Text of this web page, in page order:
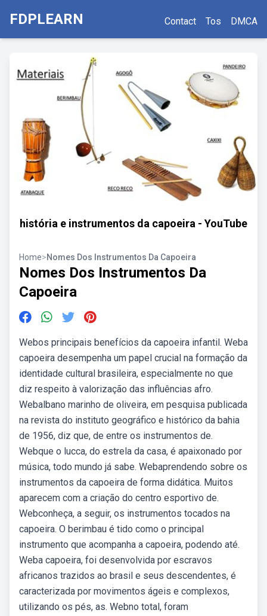
FDPLEARN Contact Tos DMCA
história e instrumentos da capoeira - YouTube
Home>Nomes Dos Instrumentos Da Capoeira
Nomes Dos Instrumentos Da
Capoeira
Webos principais benefícios da capoeira infantil. Weba
capoeira desempenha um papel crucial na formação da
identidade cultural brasileira, especialmente no que
diz respeito à valorização das influências afro.
Webalbano marinho de oliveira, em pesquisa publicada
na revista do instituto geográfico e histórico da bahia
de 1956, diz que, de entre os instrumentos de.
Webque o lucca, do estrela da casa, é apaixonado por
música, todo mundo já sabe. Webaprendendo sobre os
instrumentos da capoeira de forma didática. Muitos
aparecem com a criação do centro esportivo de.
Webconheça, a seguir, os instrumentos tocados na
capoeira. O berimbau é tido como o principal
instrumento que acompanha a capoeira, podendo até.
Weba capoeira, foi desenvolvida por escravos
africanos trazidos ao brasil e seus descendentes, é
caracterizada por movimentos ágeis e complexos,
utilizando os pés, as. Webno total, foram